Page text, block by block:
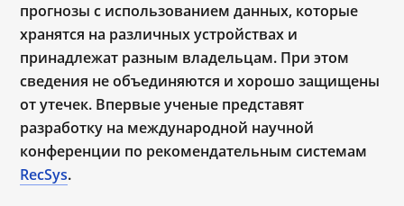
прогнозы с использованием данных, которые
хранятся на различных устройствах и
принадлежат разным владельцам. При этом
сведения не объединяются и хорошо защищены
от утечек. Впервые ученые представят
разработку на международной научной
конференции по рекомендательным системам
RecSys.